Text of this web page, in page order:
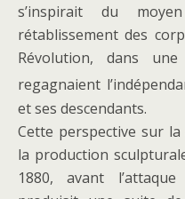
s’inspirait du
rétablissement des
Révolution, dans
regagnaient
et ses descendants.
Cette perspective sur
la production
1880, avant